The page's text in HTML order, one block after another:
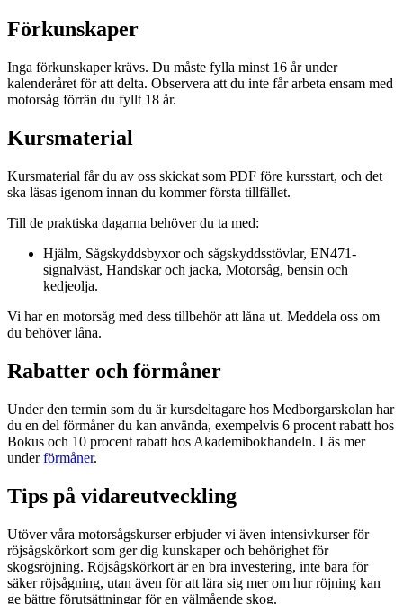
Förkunskaper
Inga förkunskaper krävs. Du måste fylla minst 16 år under
kalenderåret för att delta. Observera att du inte får arbeta ensam med
motorsåg förrän du fyllt 18 år.
Kursmaterial
Kursmaterial får du av oss skickat som PDF före kursstart, och det
ska läsas igenom innan du kommer första tillfället.
Till de praktiska dagarna behöver du ta med:
Hjälm, Sågskyddsbyxor och sågskyddsstövlar, EN471-
signalväst, Handskar och jacka, Motorsåg, bensin och
kedjeolja.
Vi har en motorsåg med dess tillbehör att låna ut. Meddela oss om
du behöver låna.
Rabatter och förmåner
Under den termin som du är kursdeltagare hos Medborgarskolan har
du en del förmåner du kan använda, exempelvis 6 procent rabatt hos
Bokus och 10 procent rabatt hos Akademibokhandeln. Läs mer
underförmåner.
Tips på vidareutveckling
Utöver våra motorsågskurser erbjuder vi även intensivkurser för
röjsågskörkort som ger dig kunskaper och behörighet för
skogsröjning. Röjsågskörkort är en bra investering, inte bara för
säker röjsågning, utan även för att lära sig mer om hur röjning kan
ge bättre förutsättningar för en välmående skog.